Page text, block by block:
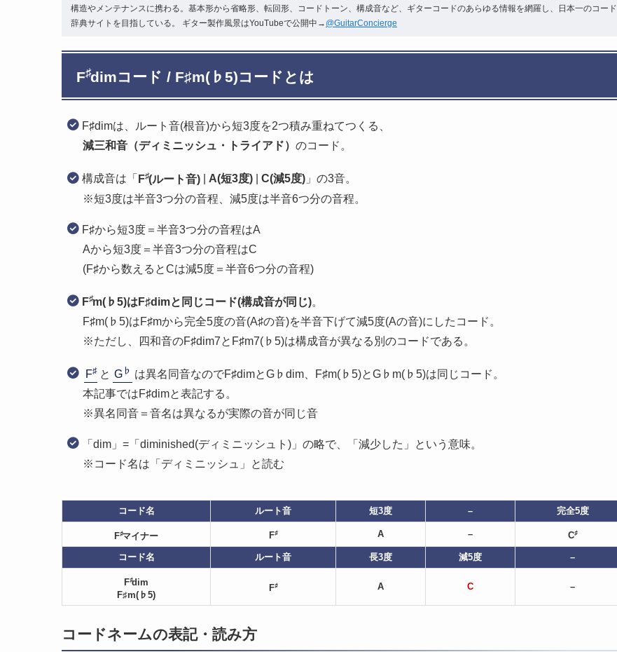
構造やメンテナンスに携わる。基本形から省略形、転回形、コードトーン、構成音など、ギターコードのあらゆる情報を網羅し、日本一のコード
辞典サイトを目指している。 ギター製作風景はYouTubeで公開中→ @GuitarConcierge
F♯dimコード / F♯m(♭5)コードとは
F♯dimは、ルート音(根音)から短3度を2つ積み重ねてつくる、
減三和音（ディミニッシュ・トライアド） のコード。
構成音は「 F♯(ルート音) |A(短3度) |C(減5度) 」の3音。
※短3度は半音3つ分の音程、減5度は半音6つ分の音程。
F♯から短3度＝半音3つ分の音程はA
Aから短3度＝半音3つ分の音程はC
(F♯から数えるとCは減5度＝半音6つ分の音程)
F♯m(♭5)はF♯dimと同じコード(構成音が同じ)。
F♯m(♭5)はF♯mから完全5度の音(A♯の音)を半音下げて減5度(Aの音)にしたコード。
※ただし、四和音のF♯dim7とF♯m7(♭5)は構成音が異なる別のコードである。
F♯ と G ♭ は異名同音なのでF♯dimとG♭dim、F♯m(♭5)とG♭m(♭5)は同じコード。
本記事ではF♯dimと表記する。
※異名同音＝音名は異なるが実際の音が同じ音
「dim」=「diminished(ディミニッシュト)」の略で、「減少した」という意味。
※コード名は「ディミニッシュ」と読む
コード名 ルート音 短3度 – 完全5度
F♯マイナー F♯ A – C♯
コード名 ルート音 長3度 減5度 –
F♯dim
F♯m(♭5)
F♯ A C –
コードネームの表記・読み方